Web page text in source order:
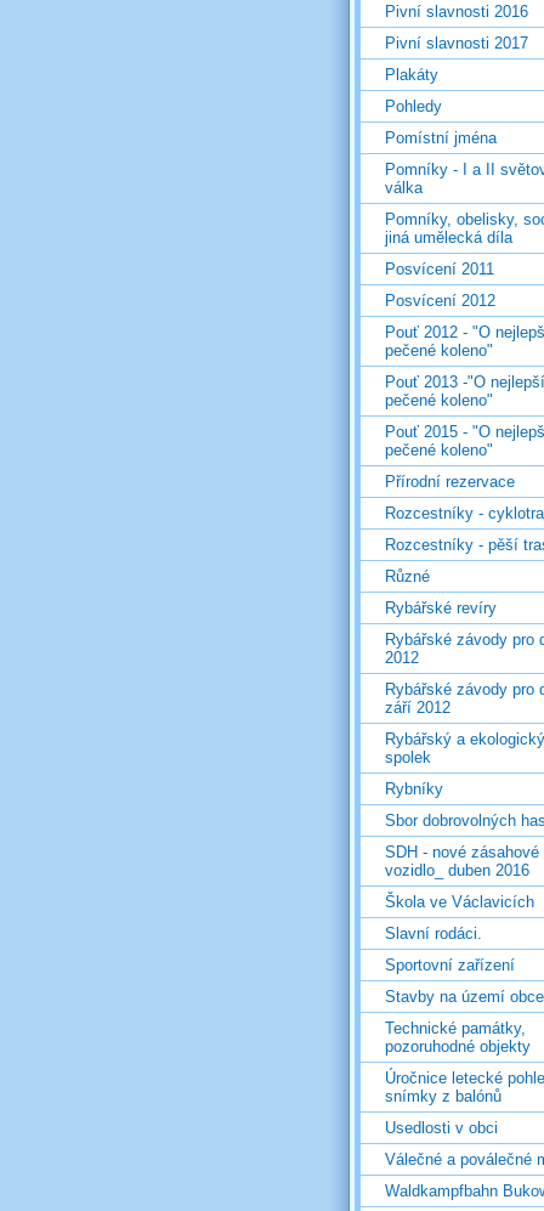
Pivní slavnosti 2016
Pivní slavnosti 2017
Plakáty
Pohledy
Pomístní jména
Pomníky - I a II
válka
Pomníky, obelisky,
jiná umělecká díla
Posvícení 2011
Posvícení 2012
Pouť 2012 - "O
pečené koleno"
Pouť 2013 -"O nejlepší
pečené koleno"
Pouť 2015 - "O
pečené koleno"
Přírodní rezervace
Rozcestníky -
Rozcestníky - pěší
Různé
Rybářské revíry
Rybářské závody pro
2012
Rybářské závody pro
září 2012
Rybářský a ekologický
spolek
Rybníky
Sbor dobrovolných
SDH - nové zásahové
vozidlo_ duben 2016
Škola ve Václavicích
Slavní rodáci.
Sportovní zařízení
Stavby na území obce
Technické památky,
pozoruhodné objekty
Úročnice letecké
snímky z balónů
Usedlosti v obci
Válečné a poválečné
Waldkampfbahn